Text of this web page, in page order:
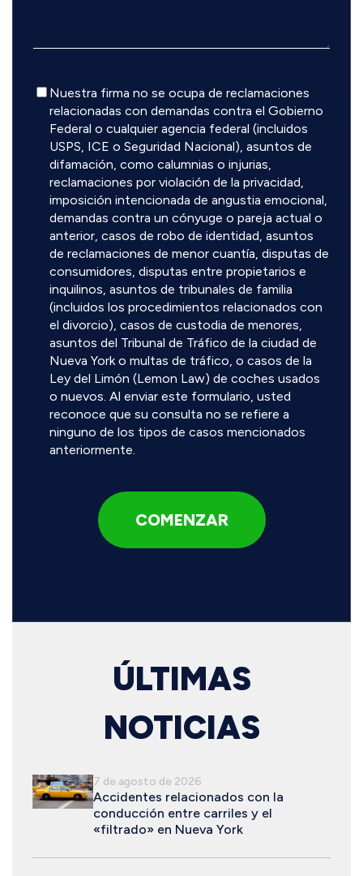
Descargo
responsabilidad
Nuestra firma no se ocupa de reclamaciones
relacionadas con demandas contra el Gobierno
Federal o cualquier agencia federal (incluidos
USPS, ICE o Seguridad Nacional), asuntos de
difamación, como calumnias o injurias,
reclamaciones por violación de la privacidad,
imposición intencionada de angustia emocional,
demandas contra un cónyuge o pareja actual o
anterior, casos de robo de identidad, asuntos
de reclamaciones de menor cuantía, disputas de
consumidores, disputas entre propietarios e
inquilinos, asuntos de tribunales de familia
(incluidos los procedimientos relacionados con
el divorcio), casos de custodia de menores,
asuntos del Tribunal de Tráfico de la ciudad de
Nueva York o multas de tráfico, o casos de la
Ley del Limón (Lemon Law) de coches usados
o nuevos. Al enviar este formulario, usted
reconoce que su consulta no se refiere a
ninguno de los tipos de casos mencionados
anteriormente.
ÚLTIMAS
NOTICIAS
7 de agosto de 2026
Accidentes relacionados con la
conducción entre carriles y el
«filtrado» en Nueva York